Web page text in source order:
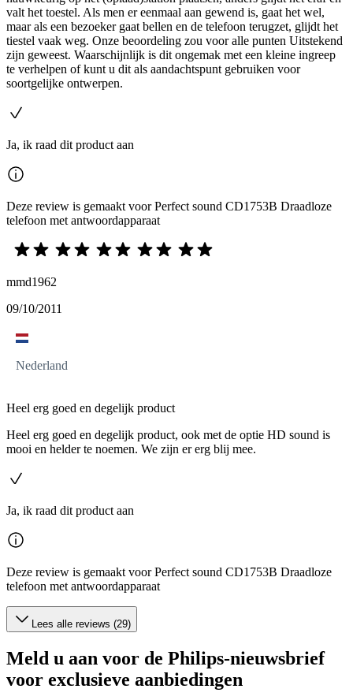
valt het toestel. Als men er eenmaal aan gewend is, gaat het wel,
maar als een bezoeker gaat bellen en de telefoon terugzet, glijdt het
tiestel vaak weg. Onze beoordeling zou voor alle punten Uitstekend
zijn geweest. Waarschijnlijk is dit ongemak met een kleine ingreep
te verhelpen of kunt u dit als aandachtspunt gebruiken voor
soortgelijke ontwerpen.
Ja, ik raad dit product aan
Deze review is gemaakt voor Perfect sound CD1753B Draadloze
telefoon met antwoordapparaat
mmd1962
09/10/2011
Nederland
Heel erg goed en degelijk product
Heel erg goed en degelijk product, ook met de optie HD sound is
mooi en helder te noemen. We zijn er erg blij mee.
Ja, ik raad dit product aan
Deze review is gemaakt voor Perfect sound CD1753B Draadloze
telefoon met antwoordapparaat
Lees alle reviews (29)
Meld u aan voor de Philips-nieuwsbrief
voor exclusieve aanbiedingen